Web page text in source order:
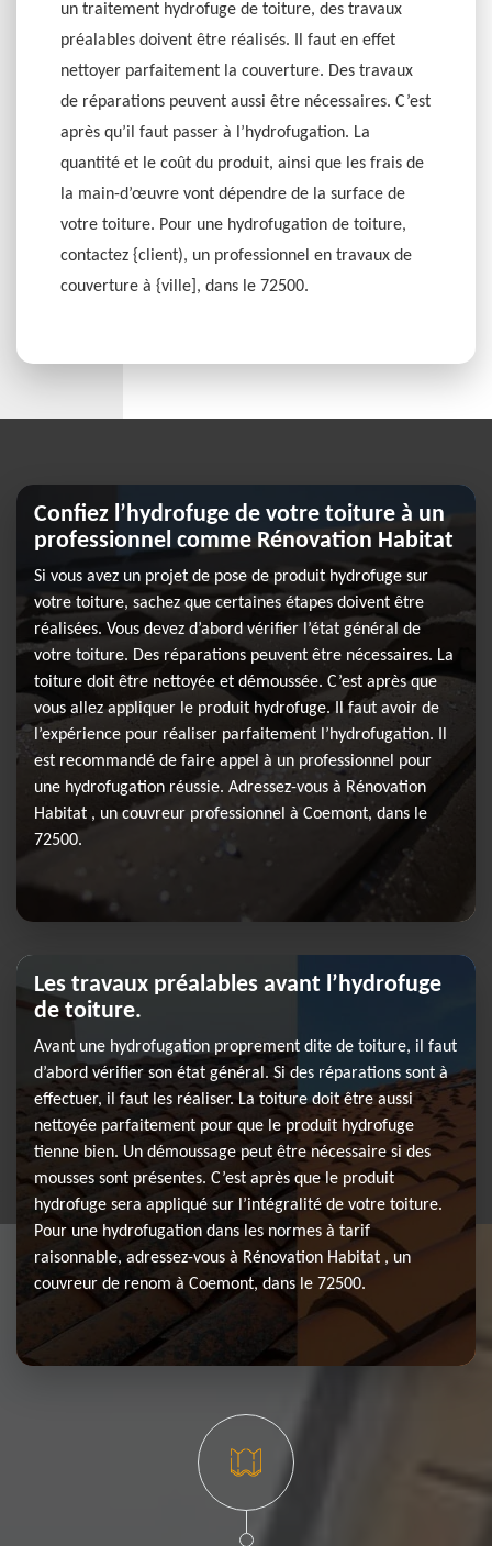
un traitement hydrofuge de toiture, des travaux
préalables doivent être réalisés. Il faut en effet
nettoyer parfaitement la couverture. Des travaux
de réparations peuvent aussi être nécessaires. C’est
après qu’il faut passer à l’hydrofugation. La
quantité et le coût du produit, ainsi que les frais de
la main-d’œuvre vont dépendre de la surface de
votre toiture. Pour une hydrofugation de toiture,
contactez {client), un professionnel en travaux de
couverture à {ville], dans le 72500.
Confiez l’hydrofuge de votre toiture à un
professionnel comme Rénovation Habitat
Si vous avez un projet de pose de produit hydrofuge sur
votre toiture, sachez que certaines étapes doivent être
réalisées. Vous devez d’abord vérifier l’état général de
votre toiture. Des réparations peuvent être nécessaires. La
toiture doit être nettoyée et démoussée. C’est après que
vous allez appliquer le produit hydrofuge. Il faut avoir de
l’expérience pour réaliser parfaitement l’hydrofugation. Il
est recommandé de faire appel à un professionnel pour
une hydrofugation réussie. Adressez-vous à Rénovation
Habitat , un couvreur professionnel à Coemont, dans le
72500.
Les travaux préalables avant l’hydrofuge
de toiture.
Avant une hydrofugation proprement dite de toiture, il faut
d’abord vérifier son état général. Si des réparations sont à
effectuer, il faut les réaliser. La toiture doit être aussi
nettoyée parfaitement pour que le produit hydrofuge
tienne bien. Un démoussage peut être nécessaire si des
mousses sont présentes. C’est après que le produit
hydrofuge sera appliqué sur l’intégralité de votre toiture.
Pour une hydrofugation dans les normes à tarif
raisonnable, adressez-vous à Rénovation Habitat , un
couvreur de renom à Coemont, dans le 72500.